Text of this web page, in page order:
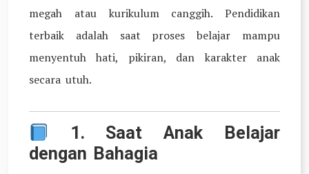
megah atau kurikulum canggih. Pendidikan
terbaik adalah saat proses belajar mampu
menyentuh hati, pikiran, dan karakter anak
secara utuh.
1. Saat Anak Belajar
dengan Bahagia